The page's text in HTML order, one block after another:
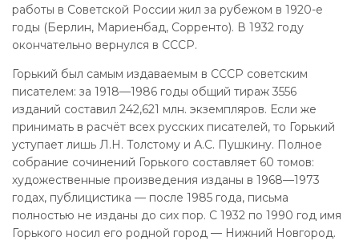
работы в Советской России жил за рубежом в 1920-е
годы (Берлин, Мариенбад, Сорренто). В 1932 году
окончательно вернулся в СССР.
Горький был самым издаваемым в СССР советским
писателем: за 1918—1986 годы общий тираж 3556
изданий составил 242,621 млн. экземпляров. Если же
принимать в расчёт всех русских писателей, то Горький
уступает лишь Л.Н. Толстому и А.С. Пушкину. Полное
собрание сочинений Горького составляет 60 томов:
художественные произведения изданы в 1968—1973
годах, публицистика — после 1985 года, письма
полностью не изданы до сих пор. С 1932 по 1990 год имя
Горького носил его родной город — Нижний Новгород.